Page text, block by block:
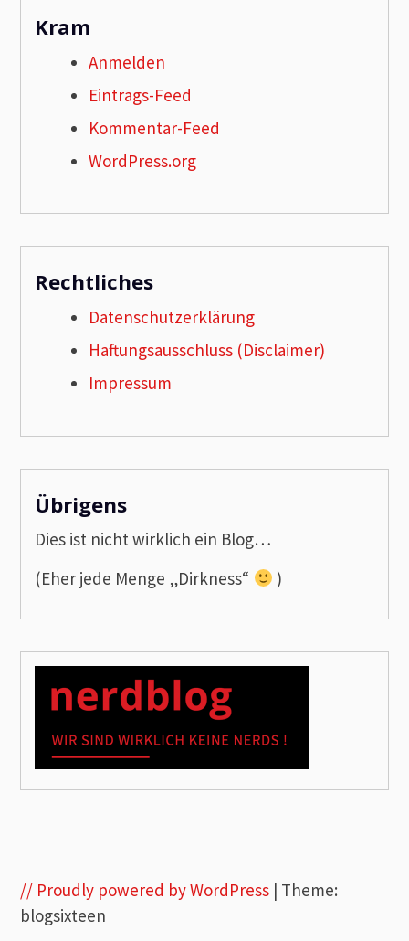
Kram
Anmelden
Eintrags-Feed
Kommentar-Feed
WordPress.org
Rechtliches
Datenschutzerklärung
Haftungsausschluss (Disclaimer)
Impressum
Übrigens
Dies ist nicht wirklich ein Blog…
(Eher jede Menge „Dirkness“
)
// Proudly powered by WordPress | Theme:
blogsixteen